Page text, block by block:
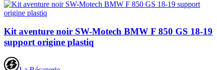
Kit aventure noir SW-Motech BMW F 850 GS 18-19
support origine plastiq